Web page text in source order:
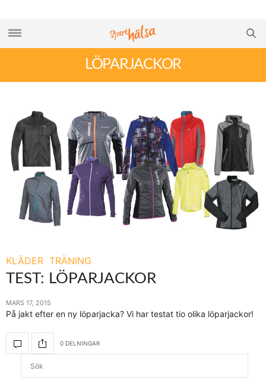
LÖPARJACKOR
KLÄDER TRÄNING
TEST: LÖPARJACKOR
MARS 17, 2015
På jakt efter en ny löparjacka? Vi har testat tio olika löparjackor!
0 DELNINGAR